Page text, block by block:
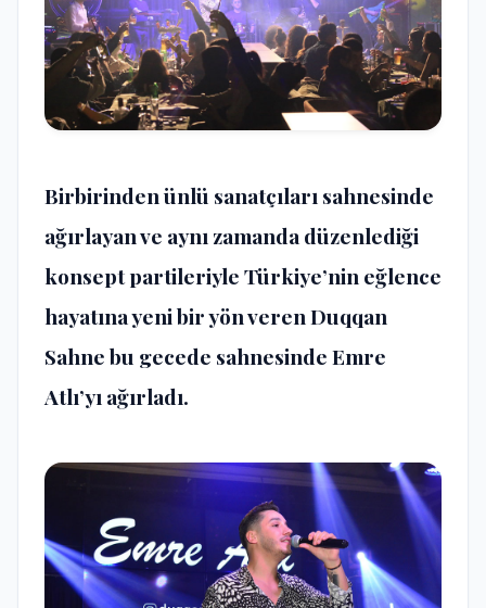
Birbirinden ünlü sanatçıları sahnesinde
ağırlayan ve aynı zamanda düzenlediği
konsept partileriyle Türkiye’nin eğlence
hayatına yeni bir yön veren Duqqan
Sahne bu gecede sahnesinde Emre
Atlı’yı ağırladı.